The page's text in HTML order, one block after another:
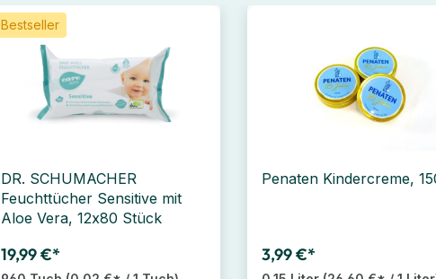
Bestseller
DR. SCHUMACHER
Feuchttücher Sensitive mit
Aloe Vera, 12x80 Stück
19,99 €*
Penaten Kindercreme,
3,99 €*